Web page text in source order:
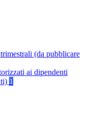
(da pubblicare
ai dipendenti
1